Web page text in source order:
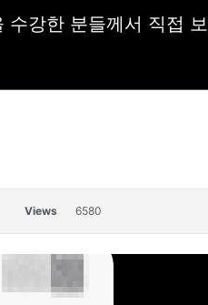
수강한 분들께서 직접
Views 6580